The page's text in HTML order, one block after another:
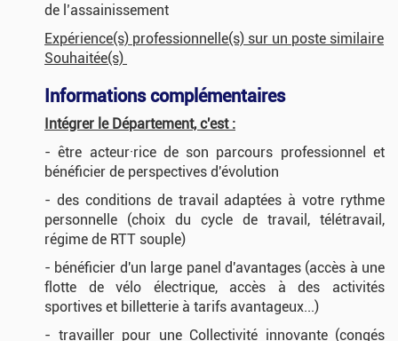
de l’assainissement
Expérience(s) professionnelle(s) sur un poste similaire
Souhaitée(s)
Informations complémentaires
Intégrer le Département, c'est :
- être acteur·rice de son parcours professionnel et
bénéficier de perspectives d'évolution
- des conditions de travail adaptées à votre rythme
personnelle (choix du cycle de travail, télétravail,
régime de RTT souple)
- bénéficier d'un large panel d'avantages (accès à une
flotte de vélo électrique, accès à des activités
sportives et billetterie à tarifs avantageux...)
- travailler pour une Collectivité innovante (congés